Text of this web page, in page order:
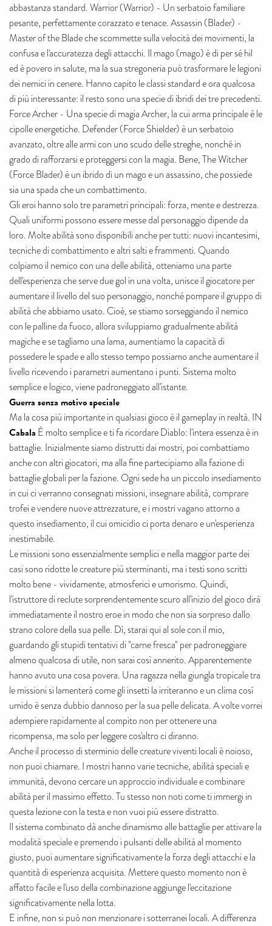
abbastanza standard. Warrior (Warrior) - Un serbatoio familiare
pesante, perfettamente corazzato e tenace. Assassin (Blader) -
Master of the Blade che scommette sulla velocità dei movimenti, la
confusa e l'accuratezza degli attacchi. Il mago (mago) è di per sé hil
ed è povero in salute, ma la sua stregoneria può trasformare le legioni
dei nemici in cenere. Hanno capito le classi standard e ora qualcosa
di più interessante: il resto sono una specie di ibridi dei tre precedenti.
Force Archer - Una specie di magia Archer, la cui arma principale è le
cipolle energetiche. Defender (Force Shielder) è un serbatoio
avanzato, oltre alle armi con uno scudo delle streghe, nonché in
grado di rafforzarsi e proteggersi con la magia. Bene, The Witcher
(Force Blader) è un ibrido di un mago e un assassino, che possiede
sia una spada che un combattimento.
Gli eroi hanno solo tre parametri principali: forza, mente e destrezza.
Quali uniformi possono essere messe dal personaggio dipende da
loro. Molte abilità sono disponibili anche per tutti: nuovi incantesimi,
tecniche di combattimento e altri salti e frammenti. Quando
colpiamo il nemico con una delle abilità, otteniamo una parte
dell'esperienza che serve due gol in una volta, unisce il giocatore per
aumentare il livello del suo personaggio, nonché pompare il gruppo di
abilità che abbiamo usato. Cioè, se stiamo sorseggiando il nemico
con le palline da fuoco, allora sviluppiamo gradualmente abilità
magiche e se tagliamo una lama, aumentiamo la capacità di
possedere le spade e allo stesso tempo possiamo anche aumentare il
livello ricevendo i parametri aumentano i punti. Sistema molto
semplice e logico, viene padroneggiato all'istante.
Guerra senza motivo speciale
Ma la cosa più importante in qualsiasi gioco è il gameplay in realtà. IN
Cabala È molto semplice e ti fa ricordare Diablo: l'intera essenza è in
battaglie. Inizialmente siamo distrutti dai mostri, poi combattiamo
anche con altri giocatori, ma alla fine partecipiamo alla fazione di
battaglie globali per la fazione. Ogni sede ha un piccolo insediamento
in cui ci verranno consegnati missioni, insegnare abilità, comprare
trofei e vendere nuove attrezzature, e i mostri vagano attorno a
questo insediamento, il cui omicidio ci porta denaro e un'esperienza
inestimabile.
Le missioni sono essenzialmente semplici e nella maggior parte dei
casi sono ridotte le creature più sterminanti, ma i testi sono scritti
molto bene - vividamente, atmosferici e umorismo. Quindi,
l'istruttore di reclute sorprendentemente scuro all'inizio del gioco dirà
immediatamente il nostro eroe in modo che non sia sorpreso dallo
strano colore della sua pelle. Dì, starai qui al sole con il mio,
guardando gli stupidi tentativi di "carne fresca" per padroneggiare
almeno qualcosa di utile, non sarai così annerito. Apparentemente
hanno avuto una cosa povera. Una ragazza nella giungla tropicale tra
le missioni si lamenterà come gli insetti la irriteranno e un clima così
umido è senza dubbio dannoso per la sua pelle delicata. A volte vorrei
adempiere rapidamente al compito non per ottenere una
ricompensa, ma solo per leggere cos'altro ci diranno.
Anche il processo di sterminio delle creature viventi locali è noioso,
non puoi chiamare. I mostri hanno varie tecniche, abilità speciali e
immunità, devono cercare un approccio individuale e combinare
abilità per il massimo effetto. Tu stesso non noti come ti immergi in
questa lezione con la testa e non vuoi più essere distratto.
Il sistema combinato dà anche dinamismo alle battaglie per attivare la
modalità speciale e premendo i pulsanti delle abilità al momento
giusto, puoi aumentare significativamente la forza degli attacchi e la
quantità di esperienza acquisita. Mettere questo momento non è
affatto facile e l'uso della combinazione aggiunge l'eccitazione
significativamente nella lotta.
E infine, non si può non menzionare i sotterranei locali. A differenza